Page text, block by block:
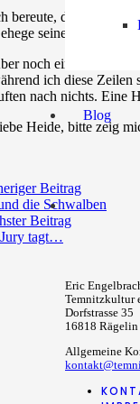
Blog
bereute, das
seine Regeln?
noch einmal: Es ist
ich diese Zeilen
nach nichts. Eine
Heide, bitte zeig
Beitrag
die Schwalben
Beitrag
tagt…
Eric
Temnitzkultur
Dorfstrasse 35
16818
Allgemeine